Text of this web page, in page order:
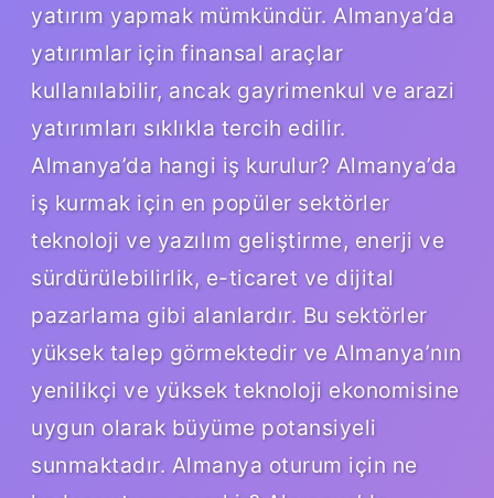
yatırım yapmak mümkündür. Almanya’da
yatırımlar için finansal araçlar
kullanılabilir, ancak gayrimenkul ve arazi
yatırımları sıklıkla tercih edilir.
Almanya’da hangi iş kurulur? Almanya’da
iş kurmak için en popüler sektörler
teknoloji ve yazılım geliştirme, enerji ve
sürdürülebilirlik, e-ticaret ve dijital
pazarlama gibi alanlardır. Bu sektörler
yüksek talep görmektedir ve Almanya’nın
yenilikçi ve yüksek teknoloji ekonomisine
uygun olarak büyüme potansiyeli
sunmaktadır. Almanya oturum için ne